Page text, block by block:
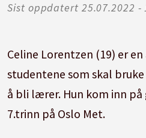
Sist oppdatert
25.07.2022
Celine Lorentzen (19) er
studentene som skal
å bli lærer. Hun kom inn
7.trinn på Oslo Met.